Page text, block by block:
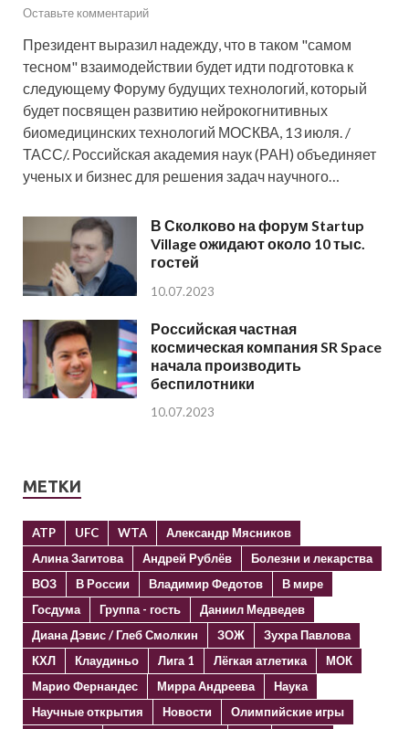
Оставьте комментарий
Президент выразил надежду, что в таком "самом
тесном" взаимодействии будет идти подготовка к
следующему Форуму будущих технологий, который
будет посвящен развитию нейрокогнитивных
биомедицинских технологий МОСКВА, 13 июля. /
ТАСС/. Российская академия наук (РАН) объединяет
ученых и бизнес для решения задач научного…
В Сколково на форум Startup
Village ожидают около 10 тыс.
гостей
10.07.2023
Российская частная
космическая компания SR Space
начала производить
беспилотники
10.07.2023
МЕТКИ
ATP UFC WTA
Александр Мясников
Алина Загитова
Андрей Рублёв
Болезни и лекарства
ВОЗ
В России Владимир Федотов
В мире
Госдума
Группа - гость
Даниил Медведев
Диана Дэвис / Глеб Смолкин
ЗОЖ
Зухра Павлова
КХЛ
Клаудиньо Лига 1 Лёгкая атлетика
МОК
Марио Фернандес
Мирра Андреева
Наука
Научные открытия
Новости
Олимпийские игры